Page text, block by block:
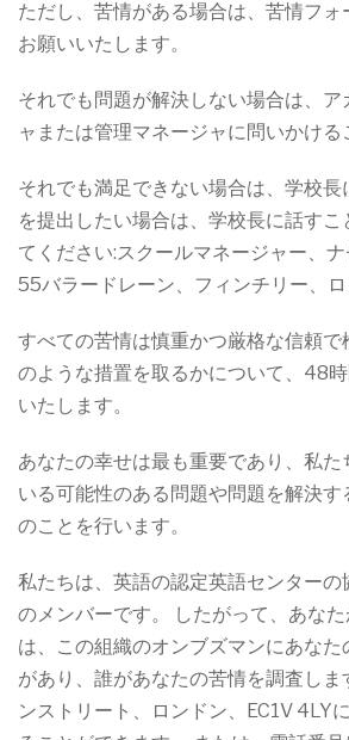
ただし、苦情がある場合は、苦情フォ
お願いいたします。
それでも問題が解決しない場合は、
ャまたは管理マネージャに問いかける
それでも満足できない場合は、学校
を提出したい場合は、学校長に話す
てください:スクールマネージャー、
55バラードレーン、フィンチリー、ロ
すべての苦情は慎重かつ厳格な信頼で
のような措置を取るかについて、48
いたします。
あなたの幸せは最も重要であり、私た
いる可能性のある問題や問題を解決す
のことを行います。
私たちは、英語の認定英語センターの
のメンバーです。 したがって、あな
は、この組織のオンブズマンにあな
があり、誰があなたの苦情を調査しま
ンストリート、ロンドン、EC1V 4LY